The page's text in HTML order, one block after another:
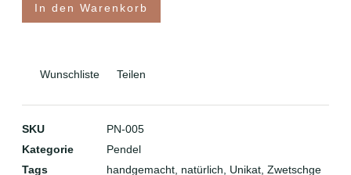
In den Warenkorb
Wunschliste Teilen
SKU
PN-005
Kategorie
Pendel
Tags
handgemacht natürlich Unikat Zwetschge